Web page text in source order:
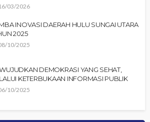
03/2026
INOVASI DAERAH HULU SUNGAI UTARA
2025
10/2025
DEMOKRASI YANG SEHAT,
KETERBUKAAN INFORMASI PUBLIK
10/2025